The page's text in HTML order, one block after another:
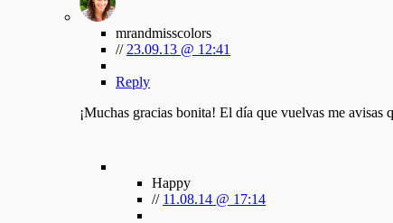
mrandmisscolors
// 23.09.13 @ 12:41
Reply
¡Muchas gracias bonita! El día que vuelvas me avisas
Happy
// 11.08.14 @ 17:14